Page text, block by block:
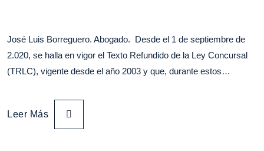
José Luis Borreguero. Abogado. Desde el 1 de septiembre de
2.020, se halla en vigor el Texto Refundido de la Ley Concursal
(TRLC), vigente desde el año 2003 y que, durante estos…
Leer Más